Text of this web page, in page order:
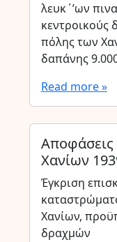
λευκ΄’ων
κεντροικούς
πόλης των
δαπάνης
Read more »
Αποφάσεις
Χανίων
Έγκριση
Χανίων,
δραχμών